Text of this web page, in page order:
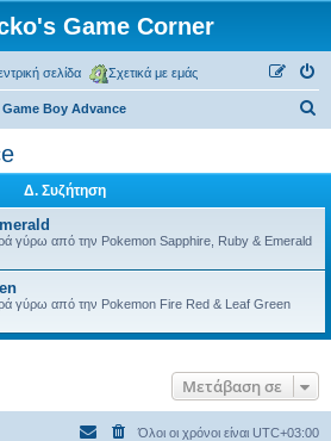
Game Corner
σελίδα Σχετικά με εμάς
Game Boy Advance
η
Δ. Συζήτηση
γύρω από την Pokemon Sapphire, Ruby & Emerald
γύρω από την Pokemon Fire Red & Leaf Green
Μετάβαση σε
Όλοι οι χρόνοι είναι UTC+03:00